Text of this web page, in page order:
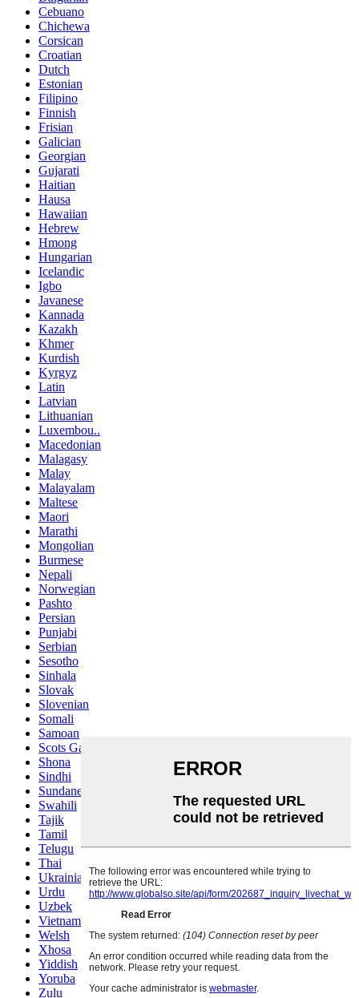
Cebuano
Chichewa
Corsican
Croatian
Dutch
Estonian
Filipino
Finnish
Frisian
Galician
Georgian
Gujarati
Haitian
Hausa
Hawaiian
Hebrew
Hmong
Hungarian
Icelandic
Igbo
Javanese
Kannada
Kazakh
Khmer
Kurdish
Kyrgyz
Latin
Latvian
Lithuanian
Luxembou..
Macedonian
Malagasy
Malay
Malayalam
Maltese
Maori
Marathi
Mongolian
Burmese
Nepali
Norwegian
Pashto
Persian
Punjabi
Serbian
Sesotho
Sinhala
Slovak
Slovenian
Somali
Samoan
Scots Gaelic
Shona
Sindhi
Sundanese
Swahili
Tajik
Tamil
Telugu
Thai
Ukrainian
Urdu
Uzbek
Vietnamese
Welsh
Xhosa
Yiddish
Yoruba
Zulu